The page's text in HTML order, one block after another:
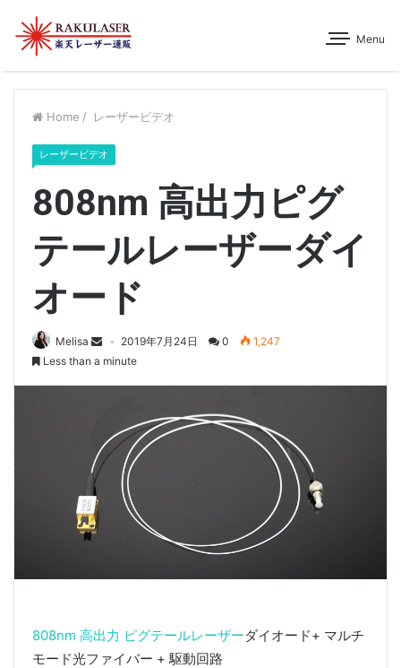
Menu
Home / レーザービデオ
レーザービデオ
808nm 高出力ピグ
テールレーザーダイ
オード
Melisa 2019年7月24日 0
1,247
Less than a minute
808nm 高出力 ピグテールレーザーダイオード+ マルチ
モード光ファイバー + 駆動回路